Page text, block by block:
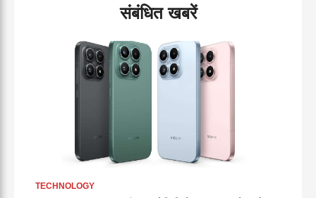
संबंधित खबरें
TECHNOLOGY